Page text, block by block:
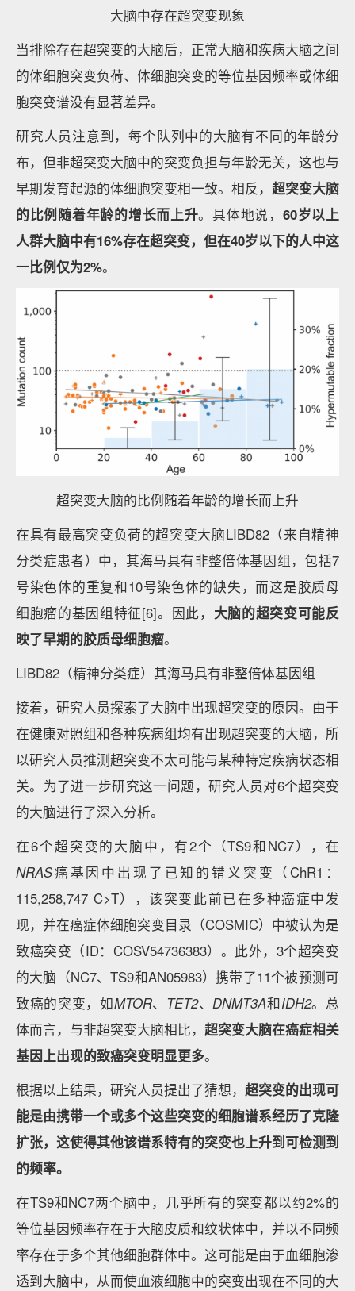
大脑中存在超突变现象
当排除存在超突变的大脑后，正常大脑和疾病大脑之间
的体细胞突变负荷、体细胞突变的等位基因频率或体细
胞突变谱没有显著差异。
研究人员注意到，每个队列中的大脑有不同的年龄分
布，但非超突变大脑中的突变负担与年龄无关，这也与
早期发育起源的体细胞突变相一致。相反， 超突变大脑
的比例随着年龄的增长而上升。具体地说， 60岁以上
人群大脑中有16%存在超突变，但在40岁以下的人中这
一比例仅为2%。
超突变大脑的比例随着年龄的增长而上升
在具有最高突变负荷的超突变大脑LIBD82（来自精神
分类症患者）中，其海马具有非整倍体基因组，包括7
号染色体的重复和10号染色体的缺失，而这是胶质母
细胞瘤的基因组特征[6]。因此， 大脑的超突变可能反
映了早期的胶质母细胞瘤。
LIBD82（精神分类症）其海马具有非整倍体基因组
接着，研究人员探索了大脑中出现超突变的原因。由于
在健康对照组和各种疾病组均有出现超突变的大脑，所
以研究人员推测超突变不太可能与某种特定疾病状态相
关。为了进一步研究这一问题，研究人员对6个超突变
的大脑进行了深入分析。
在6个超突变的大脑中，有2个（TS9和NC7），在
NRAS癌基因中出现了已知的错义突变（ChR1：
115,258,747 C>T），该突变此前已在多种癌症中发
现，并在癌症体细胞突变目录（COSMIC）中被认为是
致癌突变（ID：COSV54736383）。此外，3个超突变
的大脑（NC7、TS9和AN05983）携带了11个被预测可
致癌的突变，如MTOR、 TET2、DNMT3A和IDH2。总
体而言，与非超突变大脑相比， 超突变大脑在癌症相关
基因上出现的致癌突变明显更多。
根据以上结果，研究人员提出了猜想， 超突变的出现可
能是由携带一个或多个这些突变的细胞谱系经历了克隆
扩张，这使得其他该谱系特有的突变也上升到可检测到
的频率。
在TS9和NC7两个脑中，几乎所有的突变都以约2%的
等位基因频率存在于大脑皮质和纹状体中，并以不同频
率存在于多个其他细胞群体中。这可能是由于血细胞渗
透到大脑中，从而使血液细胞中的突变出现在不同的大